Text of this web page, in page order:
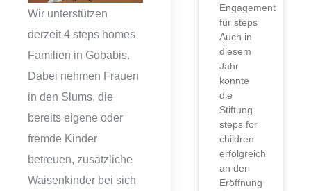
Wir unterstützen
derzeit 4 steps homes
Familien in Gobabis.
Dabei nehmen Frauen
in den Slums, die
bereits eigene oder
fremde Kinder
betreuen, zusätzliche
Waisenkinder bei sich
Engagement
für steps
Auch in
diesem
Jahr
konnte
die
Stiftung
steps for
children
erfolgreich
an der
Eröffnung